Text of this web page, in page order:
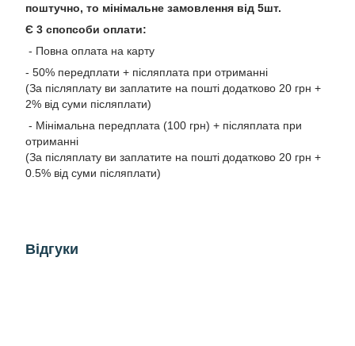
поштучно, то мінімальне замовлення від 5шт.
Є 3 спопсоби оплати:
- Повна оплата на карту
- 50% передплати + післяплата при отриманні
(За післяплату ви заплатите на пошті додатково 20 грн +
2% від суми післяплати)
- Мінімальна передплата (100 грн) + післяплата при
отриманні
(За післяплату ви заплатите на пошті додатково 20 грн +
0.5% від суми післяплати)
Відгуки